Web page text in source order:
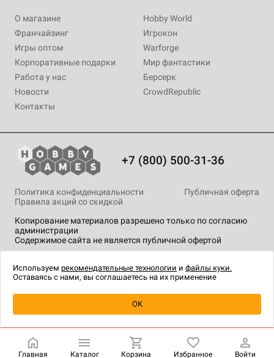
Уведомить о наличии
О магазине
Франчайзинг
Игры оптом
Корпоративные подарки
Работа у нас
Новости
Контакты
Hobby World
Игрокон
Warforge
Мир фантастики
Берсерк
CrowdRepublic
+7 (800) 500-31-36
Копирование материалов разрешено только по согласию
администрации
Содержимое сайта не является публичной офертой
Политика конфиденциальности
Публичная оферта
Правила акций со скидкой
технологии.
Главная Каталог Корзина Избранное Войти
Используем рекомендательные технологии и файлы куки.
Оставаясь с нами, вы соглашаетесь на их применение
OK